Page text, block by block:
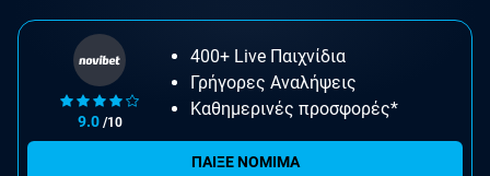
9.0 /10
400+ Live Παιχνίδια
Γρήγορες Αναλήψεις
Καθημερινές προσφορές*
ΠΑΙΞΕ ΝΟΜΙΜΑ